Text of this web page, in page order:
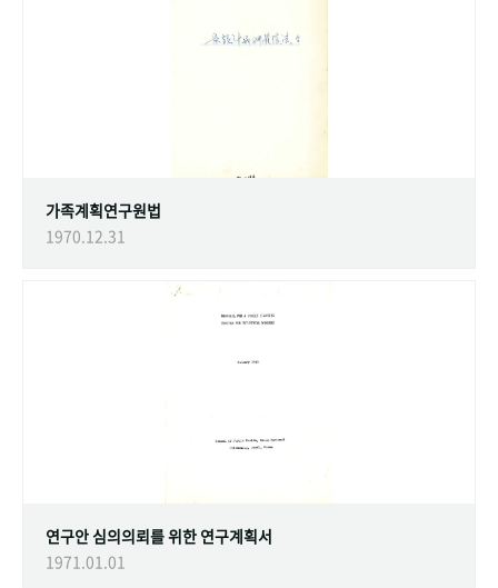
가족계획연구원법
1970.12.31
연구안 심의의뢰를 위한 연구계획서
1971.01.01